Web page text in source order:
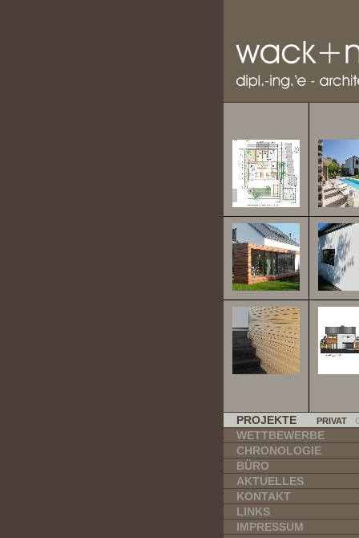
PROJEKTE PRIVAT
WETTBEWERBE
CHRONOLOGIE
BÜRO
AKTUELLES
KONTAKT
LINKS
IMPRESSUM